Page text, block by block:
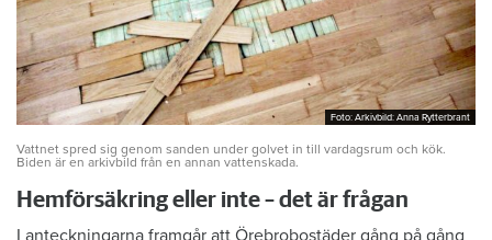
Foto: Arkivbild: Anna Rytterbrant
Foto: Arkivbild: Anna Rytterbrant
Vattnet spred sig genom sanden under golvet in till vardagsrum och kök.
Biden är en arkivbild från en annan vattenskada.
Hemförsäkring eller inte – det är frågan
I anteckningarna framgår att Örebrobostäder gång på gång